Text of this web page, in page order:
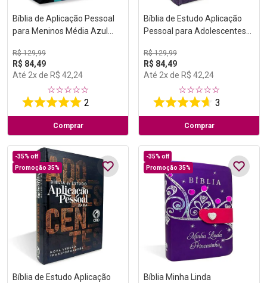
Bíblia de Aplicação Pessoal
para Meninos Média Azul
R$ 129,99
R$ 84,49
Até 2x de R$ 42,24
☆☆☆☆☆
2
Comprar
Bíblia de Estudo Aplicação
Pessoal para Adolescentes
R$ 129,99
R$ 84,49
Até 2x de R$ 42,24
☆☆☆☆☆
3
Comprar
-35% off
Promoção 35%
Bíblia de Estudo Aplicação
-35% off
Promoção 35%
Bíblia Minha Linda